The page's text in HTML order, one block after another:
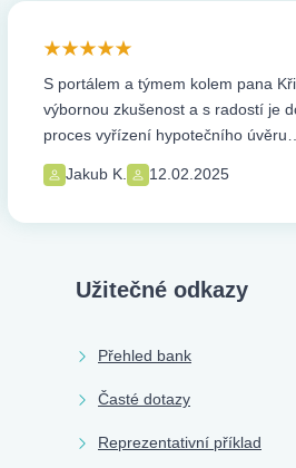
S portálem a týmem kolem pana
výbornou zkušenost a s radostí je
proces vyřízení hypotečního úvěru…
Jakub K. 12.02.2025
Užitečné odkazy
Přehled bank
Časté dotazy
Reprezentativní příklad